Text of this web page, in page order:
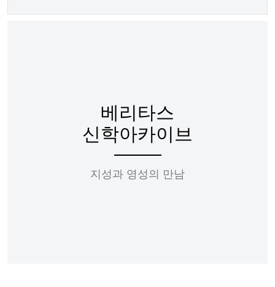
베리타스
신학아카이브
지성과 영성의 만남